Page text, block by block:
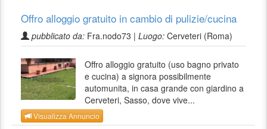
Offro alloggio gratuito in cambio di pulizie/cucina
pubblicato da: Fra.nodo73 | Luogo: Cerveteri (Roma)
Offro alloggio gratuito (uso bagno privato
e cucina) a signora possibilmente
automunita, in casa grande con giardino a
Cerveteri, Sasso, dove vive...
Visualizza Annuncio